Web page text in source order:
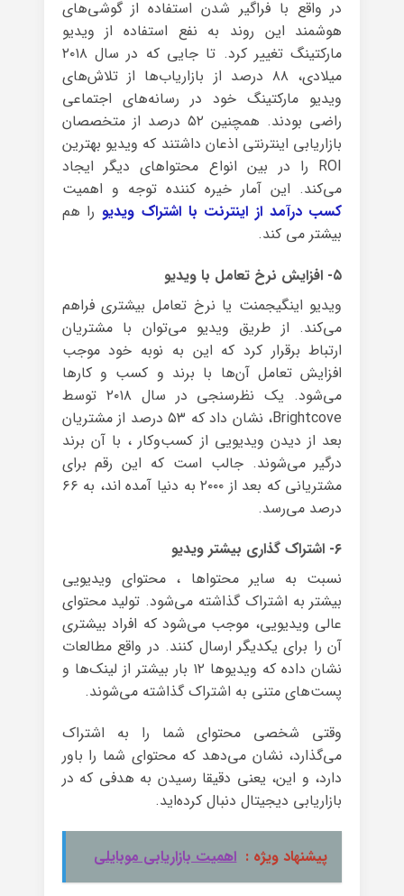
در واقع با فراگیر شدن استفاده از گوشی‌های
هوشمند این روند به نفع استفاده از ویدیو
مارکتینگ تغییر کرد. تا جایی که در سال ۲۰۱۸
میلادی، ۸۸ درصد از بازاریاب‌ها از تلاش‌های
ویدیو مارکتینگ خود در رسانه‌های اجتماعی
راضی بودند. همچنین ۵۲ درصد از متخصصان
بازاریابی اینترنتی اذعان داشتند که ویدیو بهترین
ROI را در بین انواع محتواهای دیگر ایجاد
می‌کند. این آمار خیره کننده توجه و اهمیت
کسب درآمد از اینترنت با اشتراک ویدیو را هم
بیشتر می کند.
۵- افزایش نرخ تعامل با ویدیو
ویدیو اینگیجمنت یا نرخ تعامل بیشتری فراهم
می‌کند. از طریق ویدیو می‌توان با مشتریان
ارتباط برقرار کرد که این به نوبه خود موجب
افزایش تعامل آن‌ها با برند و کسب و کارها
می‌شود. یک نظرسنجی در سال ۲۰۱۸ توسط
Brightcove، نشان داد که ۵۳ درصد از مشتریان
بعد از دیدن ویدیویی از کسب‌وکار ، با آن برند
درگیر می‌شوند. جالب است که این رقم برای
مشتریانی که بعد از ۲۰۰۰ به دنیا آمده اند، به ۶۶
درصد می‌رسد.
۶- اشتراک گذاری بیشتر ویدیو
نسبت به سایر محتواها ، محتوای ویدیویی
بیشتر به اشتراک گذاشته می‌شود. تولید محتوای
عالی ویدیویی، موجب می‌شود که افراد بیشتری
آن را برای یکدیگر ارسال کنند. در واقع مطالعات
نشان داده که ویدیوها ۱۲ بار بیشتر از لینک‌ها و
پست‌های متنی به اشتراک گذاشته می‌شوند.
وقتی شخصی محتوای شما را به اشتراک
می‌گذارد، نشان می‌دهد که محتوای شما را باور
دارد، و این، یعنی دقیقا رسیدن به هدفی که در
بازاریابی دیجیتال دنبال کرده‌اید.
پیشنهاد ویژه : اهمیت بازاریابی موبایلی